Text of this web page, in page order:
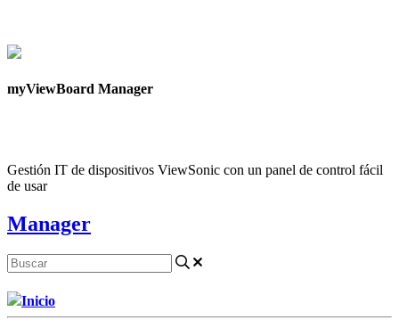
myViewBoard Manager
Gestión IT de dispositivos ViewSonic con un panel de control fácil
de usar
Manager
Inicio